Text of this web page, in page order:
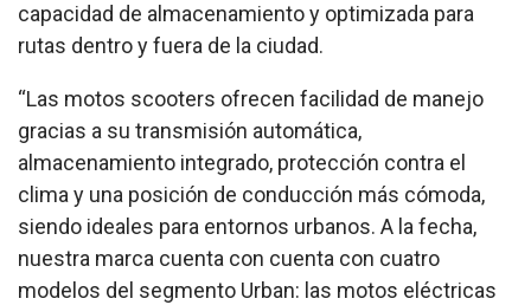
capacidad de almacenamiento y optimizada para
rutas dentro y fuera de la ciudad.
“Las motos scooters ofrecen facilidad de manejo
gracias a su transmisión automática,
almacenamiento integrado, protección contra el
clima y una posición de conducción más cómoda,
siendo ideales para entornos urbanos. A la fecha,
nuestra marca cuenta con cuenta con cuatro
modelos del segmento Urban: las motos eléctricas